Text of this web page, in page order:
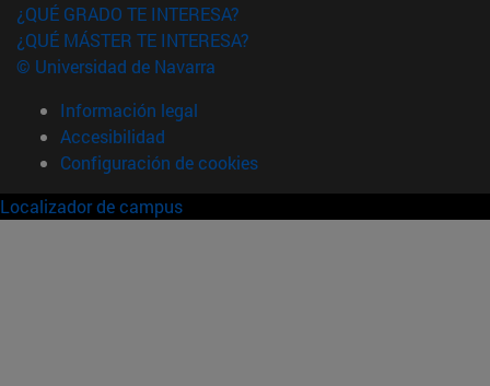
¿QUÉ GRADO TE INTERESA?
¿QUÉ MÁSTER TE INTERESA?
© Universidad de Navarra
Información legal
Accesibilidad
Configuración de cookies
Localizador de campus